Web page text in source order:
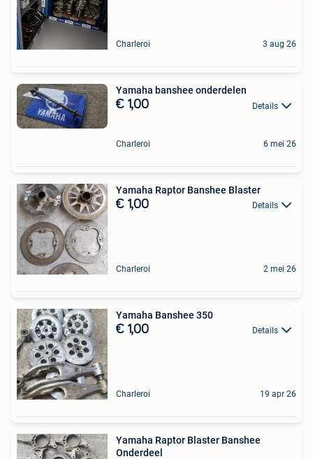
Charleroi 3 aug 26
Yamaha banshee onderdelen
€ 1,00 Details
Charleroi 6 mei 26
Yamaha Raptor Banshee Blaster
€ 1,00 Details
Charleroi 2 mei 26
Yamaha Banshee 350
€ 1,00 Details
Charleroi 19 apr 26
Yamaha Raptor Blaster Banshee
Onderdeel